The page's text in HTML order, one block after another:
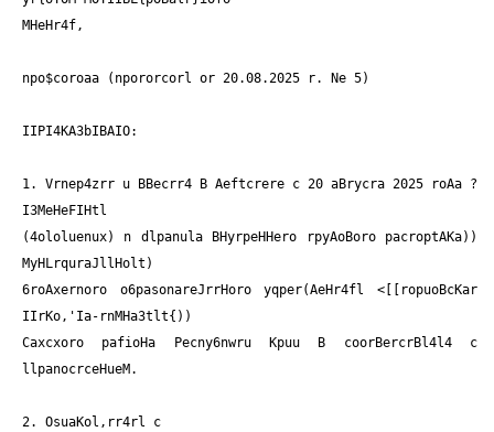
MHeHr4f,
npo$coroaa (npororcorl or 20.08.2025 r. Ne 5)
IIPI4KA3bIBAIO:
1. Vrnep4zrr u BBecrr4 B Aeftcrere c 20 aBrycra 2025 roAa ?
I3MeHeFIHtl
(4ololuenux) n dlpanula BHyrpeHHero rpyAoBoro pacroptAKa))
MyHLrquraJllHolt)
6roAxernoro o6pasonareJrrHoro yqper(AeHr4fl <[[ropuoBcKar
IIrKo,'Ia-rnMHa3tlt{))
Caxcxoro pafioHa Pecny6nwru Kpuu B coorBercrBl4l4 c
llpanocrceHueM.
2. OsuaKol,rr4rl c